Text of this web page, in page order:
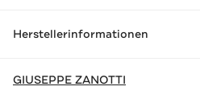
Herstellerinformationen
GIUSEPPE ZANOTTI